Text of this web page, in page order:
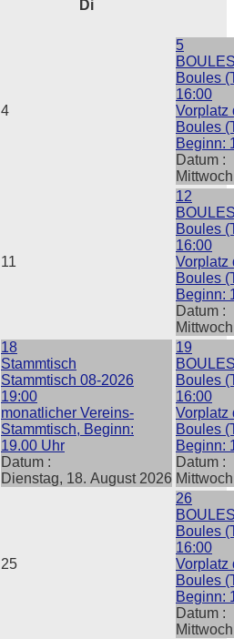
Di
4
5
Boules
16:00
Vorplatz
Boules
Beginn:
Datum :
11
12
Boules
16:00
Vorplatz
Boules
Beginn:
Datum :
18
Stammtisch
Stammtisch 08-2026
19:00
monatlicher Vereins-
Stammtisch, Beginn:
19.00 Uhr
Datum :
Dienstag, 18. August 2026
19
Boules
16:00
Vorplatz
Boules
Beginn:
Datum :
25
26
Boules
16:00
Vorplatz
Boules
Beginn:
Datum :